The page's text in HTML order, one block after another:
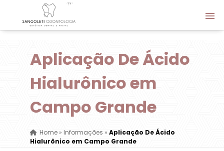
Aplicação De Ácido
Hialurônico em
Campo Grande
Home» Informações » Aplicação De Ácido
Hialurônico em Campo Grande